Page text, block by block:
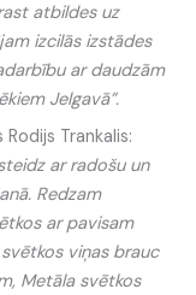
atbildes uz
izcilās izstādes
ar daudzām
Jelgavā”.
Trankalis:
ar radošu un
Redzam
ar pavisam
viņas brauc
Metāla svētkos